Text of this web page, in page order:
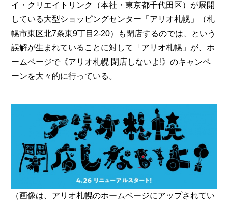
イ・クリエイトリンク（本社・東京都千代田区）が展開
している大型ショッピングセンター「アリオ札幌」（札
幌市東区北7条東9丁目2-20）も閉店するのでは、という
誤解が生まれていることに対して「アリオ札幌」が、ホ
ームページで《アリオ札幌 閉店しないよ!》のキャンペ
ーンを大々的に行っている。
（画像は、アリオ札幌のホームページにアップされてい